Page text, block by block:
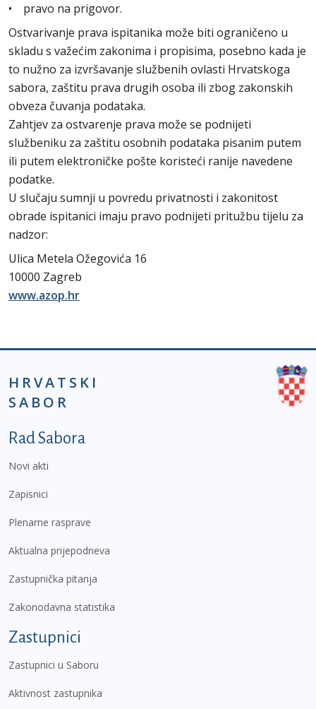
• pravo na prigovor.
Ostvarivanje prava ispitanika može biti ograničeno u
skladu s važećim zakonima i propisima, posebno kada je
to nužno za izvršavanje službenih ovlasti Hrvatskoga
sabora, zaštitu prava drugih osoba ili zbog zakonskih
obveza čuvanja podataka.
Zahtjev za ostvarenje prava može se podnijeti
službeniku za zaštitu osobnih podataka pisanim putem
ili putem elektroničke pošte koristeći ranije navedene
podatke.
U slučaju sumnji u povredu privatnosti i zakonitost
obrade ispitanici imaju pravo podnijeti pritužbu tijelu za
nadzor:
Ulica Metela Ožegovića 16
10000 Zagreb
www.azop.hr
HRVATSKI
SABOR
Podnožje prvi izbornik
Rad Sabora
Novi akti
Zapisnici
Plenarne rasprave
Aktualna prijepodneva
Zastupnička pitanja
Zakonodavna statistika
Zastupnici
Zastupnici u Saboru
Aktivnost zastupnika